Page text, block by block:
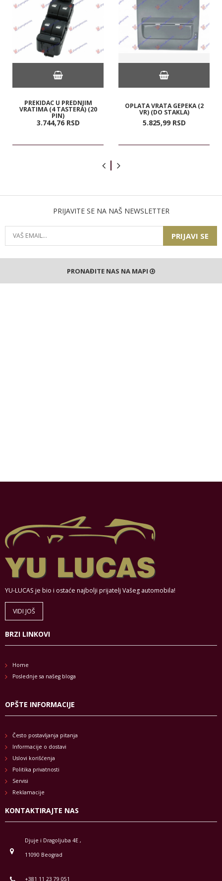
PREKIDAC U PREDNJIM
VRATIMA (4 TASTERA) (20
PIN)
3.744,76 RSD
OPLATA VRATA GEPEKA (2
VR) (DO STAKLA)
5.825,99 RSD
PRIJAVITE SE NA NAŠ NEWSLETTER
PRIJAVI SE
PRONAĐITE NAS NA MAPI
YU-LUCAS je bio i ostaće najbolji prijatelj Vašeg automobila!
VIDI JOŠ
BRZI LINKOVI
Home
Poslednje sa našeg bloga
OPŠTE INFORMACIJE
Često postavljanja pitanja
Informacije o dostavi
Uslovi korišćenja
Politika privatnosti
Servisi
Reklamacije
KONTAKTIRAJTE NAS
Djuje i Dragoljuba 4E ,
11090 Beograd
+381 11 23 79 051